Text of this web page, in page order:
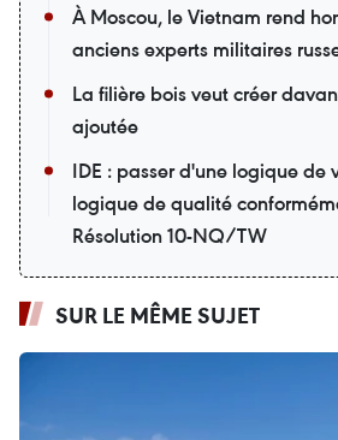
À Moscou, le Vietnam rend
anciens experts militaires
La filière bois veut créer
ajoutée
IDE : passer d'une logique de
logique de qualité
Résolution 10-NQ/TW
SUR LE MÊME SUJET